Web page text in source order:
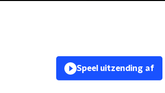
Speel uitzending af